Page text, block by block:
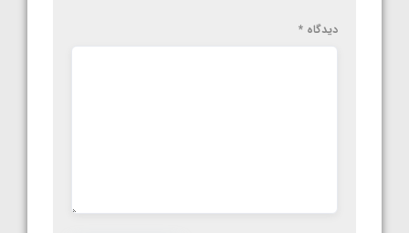
دیدگاه *